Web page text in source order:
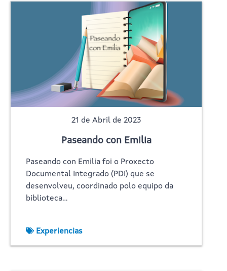
21 de Abril de 2023
Paseando con Emilia
Paseando con Emilia foi o Proxecto
Documental Integrado (PDI) que se
desenvolveu, coordinado polo equipo da
biblioteca…
Experiencias